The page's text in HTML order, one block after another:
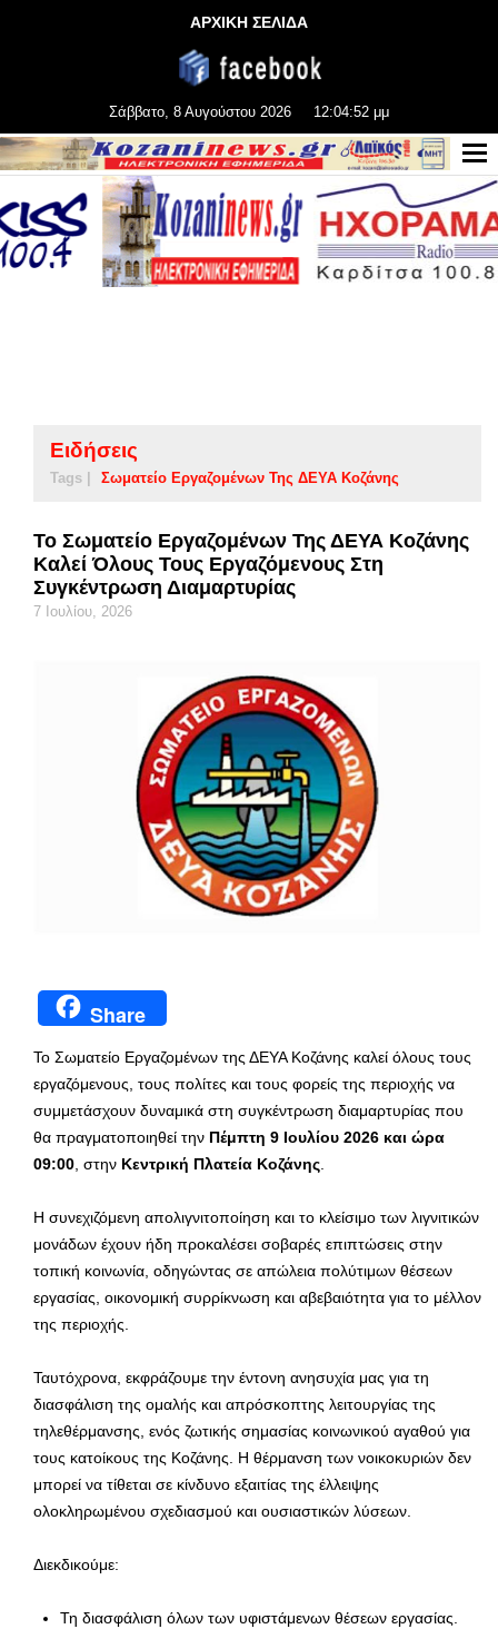
ΑΡΧΙΚΗ ΣΕΛΙΔΑ
Σάββατο, 8 Αυγούστου 2026 12:04:52 μμ
Ειδήσεις
Tags | Σωματείο Εργαζομένων Της ΔΕΥΑ Κοζάνης
Το Σωματείο Εργαζομένων Της ΔΕΥΑ Κοζάνης
Καλεί Όλους Τους Εργαζόμενους Στη
Συγκέντρωση Διαμαρτυρίας
7 Ιουλίου, 2026
Share
Το Σωματείο Εργαζομένων της ΔΕΥΑ Κοζάνης καλεί όλους τους
εργαζόμενους, τους πολίτες και τους φορείς της περιοχής να
συμμετάσχουν δυναμικά στη συγκέντρωση διαμαρτυρίας που
θα πραγματοποιηθεί την Πέμπτη 9 Ιουλίου 2026 και ώρα
09:00 , στην Κεντρική Πλατεία Κοζάνης
Η συνεχιζόμενη απολιγνιτοποίηση και το κλείσιμο των λιγνιτικών
μονάδων έχουν ήδη προκαλέσει σοβαρές επιπτώσεις στην
τοπική κοινωνία, οδηγώντας σε απώλεια πολύτιμων θέσεων
εργασίας, οικονομική συρρίκνωση και αβεβαιότητα για το μέλλον
της περιοχής.
Ταυτόχρονα, εκφράζουμε την έντονη ανησυχία μας για τη
διασφάλιση της ομαλής και απρόσκοπτης λειτουργίας της
τηλεθέρμανσης, ενός ζωτικής σημασίας κοινωνικού αγαθού για
τους κατοίκους της Κοζάνης. Η θέρμανση των νοικοκυριών δεν
μπορεί να τίθεται σε κίνδυνο εξαιτίας της έλλειψης
ολοκληρωμένου σχεδιασμού και ουσιαστικών λύσεων.
Διεκδικούμε:
Τη διασφάλιση όλων των υφιστάμενων θέσεων εργασίας.